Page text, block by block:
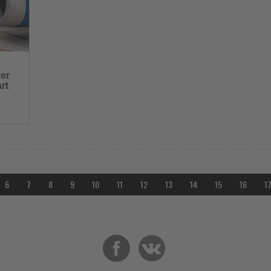
6 7 8 9 10 11 12 13 14 15 16 17